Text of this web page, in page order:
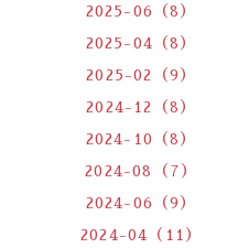
2025-06（8）
2025-04（8）
2025-02（9）
2024-12（8）
2024-10（8）
2024-08（7）
2024-06（9）
2024-04（11）